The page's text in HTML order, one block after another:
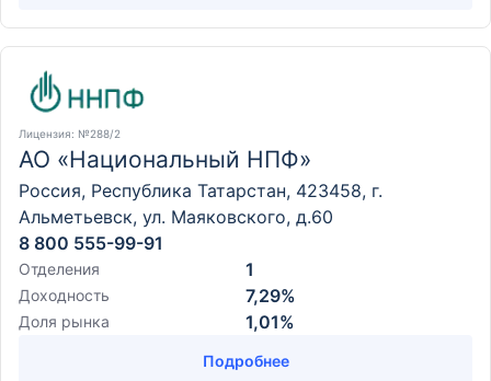
Лицензия: №288/2
АО «Национальный НПФ»
Россия, Республика Татарстан, 423458, г.
Альметьевск, ул. Маяковского, д.60
8 800 555-99-91
Отделения 1
Доходность 7,29%
Доля рынка 1,01%
Подробнее